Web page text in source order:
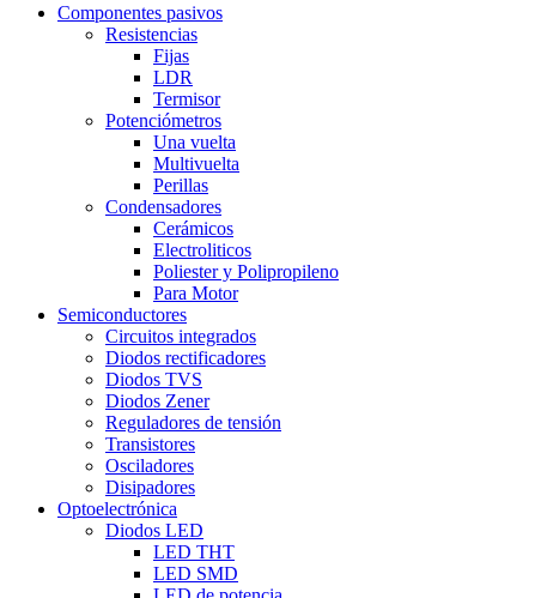
Componentes pasivos
Resistencias
Fijas
LDR
Termisor
Potenciómetros
Una vuelta
Multivuelta
Perillas
Condensadores
Cerámicos
Electroliticos
Poliester y Polipropileno
Para Motor
Semiconductores
Circuitos integrados
Diodos rectificadores
Diodos TVS
Diodos Zener
Reguladores de tensión
Transistores
Osciladores
Disipadores
Optoelectrónica
Diodos LED
LED THT
LED SMD